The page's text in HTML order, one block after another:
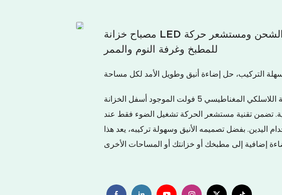
مصباح خزانة LED قابل لإعادة الشحن ومستشعر حركة USB شحن ستبليس يعتم
للمطبخ وغرفة النوم والممر
التركيب، حل إضاءة أنيق وطويل الأمد لكل مساحة
يعد مستشعر الحركة اللاسلكي المغناطيسي 5 فولت الموجود أسفل الخزانة LED حل إضاءة مناسبًا وموفرًا للطاقة
تضمن تقنية مستشعر الحركة تشغيل الضوء فقط عند
اليدين. بفضل تصميمه الأنيق وسهولة تركيبه، يعد هذا